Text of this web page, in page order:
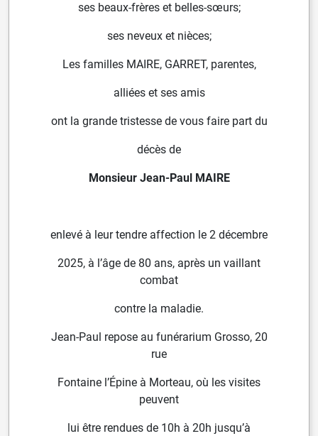
ses beaux-frères et belles-sœurs;
ses neveux et nièces;
Les familles MAIRE, GARRET, parentes,
alliées et ses amis
ont la grande tristesse de vous faire part du
décès de
Monsieur Jean-Paul MAIRE
enlevé à leur tendre affection le 2 décembre
2025, à l’âge de 80 ans, après un vaillant
combat
contre la maladie.
Jean-Paul repose au funérarium Grosso, 20
rue
Fontaine l’Épine à Morteau, où les visites
peuvent
lui être rendues de 10h à 20h jusqu’à